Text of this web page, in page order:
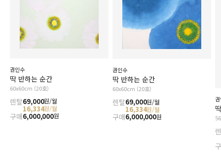
권인수
딱 반하는 순간
60x60cm (20호)
렌탈69,000원/월
16,334원/월
구매6,000,000원
권인수
딱 반하는 순간
60x60cm (20호)
렌탈69,000원/월
16,334원/월
구매6,000,000원